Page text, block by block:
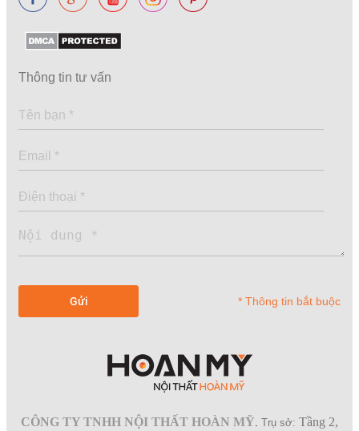
Thông tin tư vấn
* Thông tin bắt buộc
CÔNG TY TNHH NỘI THẤT HOÀN MỸ. Trụ sở: Tầng 2,